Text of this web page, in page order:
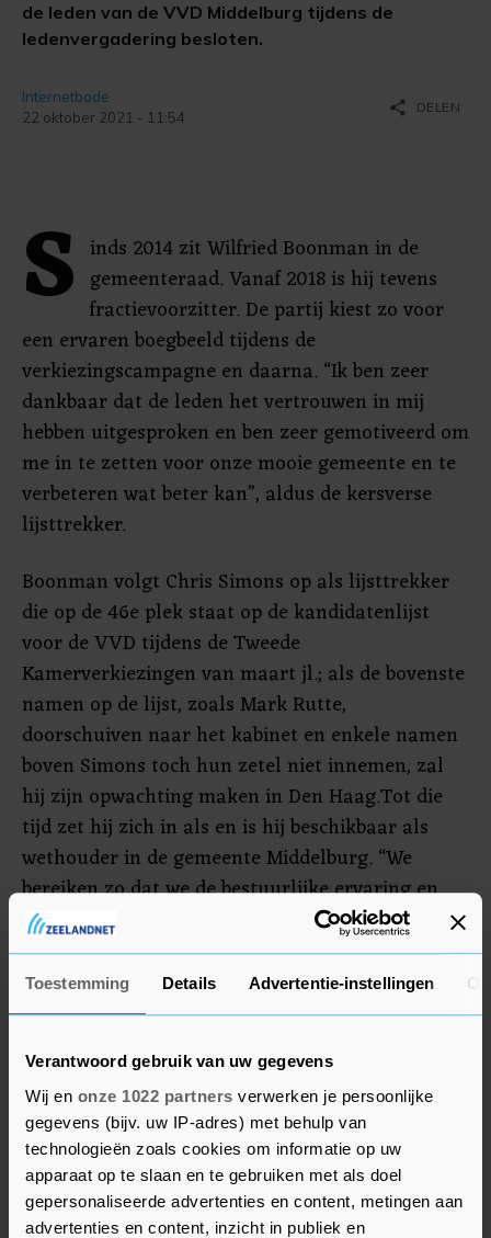
Toestemming Details Advertentie-instellingen
Verantwoord gebruik van uw gegevens
Wij en onze 1022 partners verwerken je persoonlijke
gegevens (bijv. uw IP-adres) met behulp van
technologieën zoals cookies om informatie op uw
apparaat op te slaan en te gebruiken met als doel
gepersonaliseerde advertenties en content, metingen aan
advertenties en content, inzicht in publiek en
de leden van de VVD Middelburg tijdens de
ledenvergadering besloten.
Internetbode
22 oktober 2021 - 11:54
share DELEN
S inds 2014 zit Wilfried Boonman in de
gemeenteraad. Vanaf 2018 is hij tevens
fractievoorzitter. De partij kiest zo voor
een ervaren boegbeeld tijdens de
verkiezingscampagne en daarna. “Ik ben zeer
dankbaar dat de leden het vertrouwen in mij
hebben uitgesproken en ben zeer gemotiveerd om
me in te zetten voor onze mooie gemeente en te
verbeteren wat beter kan”, aldus de kersverse
lijsttrekker.
Boonman volgt Chris Simons op als lijsttrekker
die op de 46e plek staat op de kandidatenlijst
voor de VVD tijdens de Tweede
Kamerverkiezingen van maart jl.; als de bovenste
namen op de lijst, zoals Mark Rutte,
doorschuiven naar het kabinet en enkele namen
boven Simons toch hun zetel niet innemen, zal
hij zijn opwachting maken in Den Haag.Tot die
tijd zet hij zich in als en is hij beschikbaar als
wethouder in de gemeente Middelburg. “We
bereiken zo dat we de bestuurlijke ervaring en
continuïteit kunnen waarborgen”, aldus Mineke
Bierens, de voorzitter van de VVD-Walcheren.
In de komende periode wordt het
begin december de hele kandidatenlijst
vastgesteld.